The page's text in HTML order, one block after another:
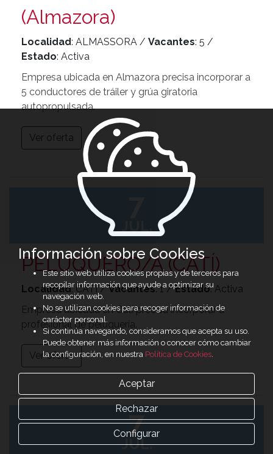
(Almazora)
Localidad: ALMASSORA / Vacantes: 5 /
Estado: Activa
Empresa ubicada en Almazora precisa incorporar a
5 conductores de tráiler y grúa giratoria
autopropulsada.
Ver oferta
PELUQUERO/A (CATÍ)
Localidad: CATI /Vacantes: 1 /Estado: Activa
Empresa ubicada en Catí precisa incorporar a
profesional de peluquería.
Ver oferta
7
JUL.
Información sobre Cookies
Este sitio web utiliza cookies propias y de terceros para
recopilar información que ayude a optimizar su
navegación web.
No se utilizan cookies para recoger información de
carácter personal.
Si continúa navegando, consideramos que acepta su uso.
Puede obtener más información o conocer cómo cambiar
la configuración, en nuestra Política de Cookies.
Aceptar
Rechazar
Configurar